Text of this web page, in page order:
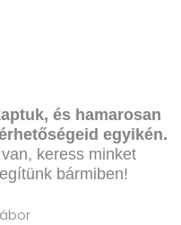
és hamarosan
egyikén.
keress minket
bármiben!